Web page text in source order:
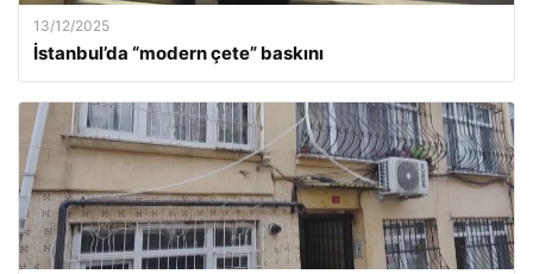
13/12/2025
İstanbul’da “modern çete” baskını